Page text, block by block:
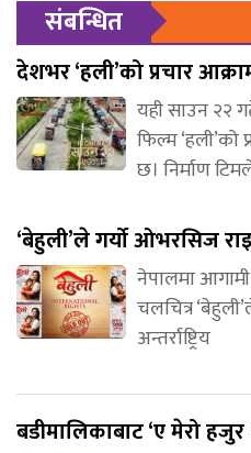
संबन्धित
देशभर ‘हली’को प्रचार
यही साउन २२
फिल्म ‘हली’को
छ। निर्माण
‘बेहुली’ले गर्यो ओभरसिज
नेपालमा
चलचित्र
अन्तर्राष्ट्रिय
बडीमालिकाबाट ‘ए मेरो